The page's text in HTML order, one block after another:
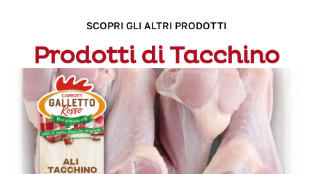
Prodotti di Tacchino
SCOPRI GLI ALTRI PRODOTTI